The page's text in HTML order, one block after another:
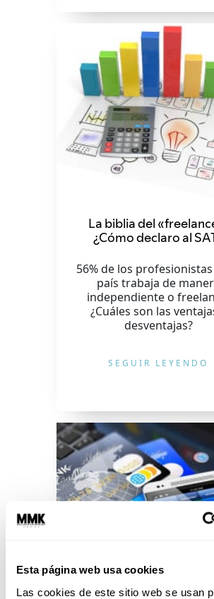
Esta página web usa cookies
Las cookies de este sitio web se usan
La biblia del
¿Cómo declaro al
56% de los
país trabaja de
independiente o
¿Cuáles son las
desventajas?
SEGUIR LEYENDO